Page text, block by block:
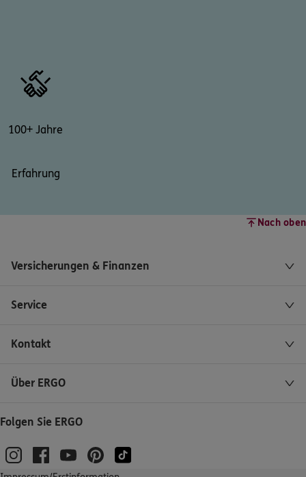
100+ Jahre
Erfahrung
Nach oben
Versicherungen & Finanzen
Service
Kontakt
Über ERGO
Folgen Sie ERGO